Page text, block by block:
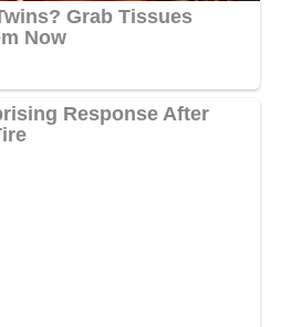
einen Kommentar am
eine Bewertung!
gemacht…